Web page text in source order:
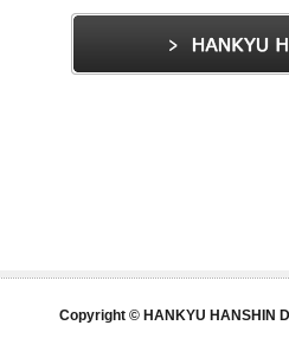
Copyright © HANKYU HANSHIN